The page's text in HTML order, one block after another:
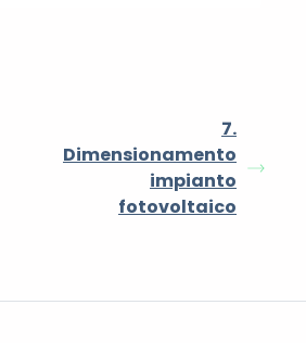
7.
Dimensionamento
impianto
fotovoltaico